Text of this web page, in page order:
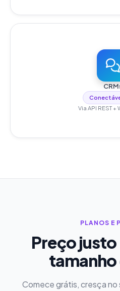
Via API REST
PLANOS E
Preço
Comece grátis, cresça no